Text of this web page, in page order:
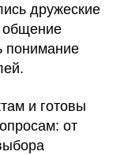
дружеские
общение
понимание
и готовы
от